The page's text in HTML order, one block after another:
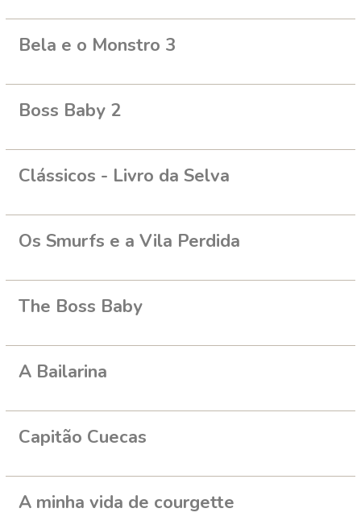
Bela e o Monstro 3
Boss Baby 2
Clássicos - Livro da Selva
Os Smurfs e a Vila Perdida
The Boss Baby
A Bailarina
Capitão Cuecas
A minha vida de courgette